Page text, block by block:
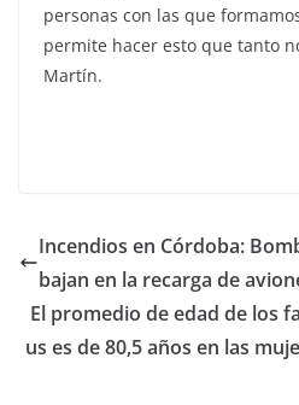
personas con las que
permite hacer esto que tanto
Martín.
Incendios en Córdoba:
bajan en la recarga de
El promedio de edad de los
us es de 80,5 años en las